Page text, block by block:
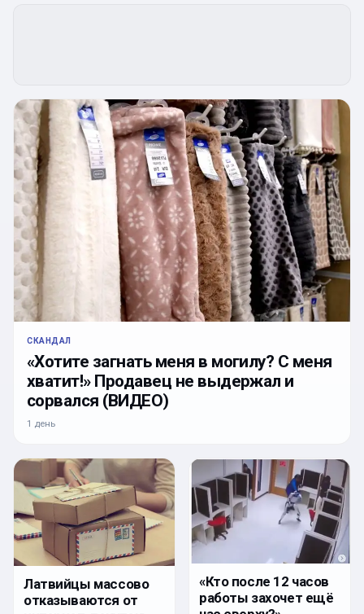
СКАНДАЛ
«Хотите загнать меня в могилу? С меня
хватит!» Продавец не выдержал и
сорвался (ВИДЕО)
1 день
Латвийцы массово
отказываются от
«Кто после 12 часов
работы захочет ещё